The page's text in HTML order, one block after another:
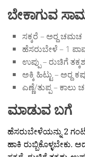
ಬೇಕಾಗುವ
ಸಕ್ಕರೆ – ಅರ‍್ದ ಚಮಚ
ಹೆಸರುಬೇಳೆ – 1
ಉಪ್ಪು – ರುಚಿಗೆ
ಅಕ್ಕಿ ಹಿಟ್ಟು – ಅರ‍್ದ
ಎಣ್ಣೆ/ತುಪ್ಪ –
ಮಾಡುವ ಬಗೆ
ಹೆಸರುಬೇಳೆಯನ್ನು 2
ಹಾಕಿ ರುಬ್ಬಿಕೊಳ್ಳಬೇಕು.